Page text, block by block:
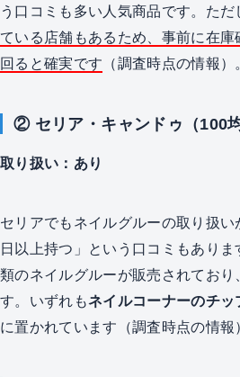
う口コミも多い人気商品です。ただ
ている店舗もあるため、事前に在
回ると確実です （調査時点の情報）
② セリア・キャンドゥ（100均
取り扱い：あり
セリアでもネイルグルーの取り扱
日以上持つ」という口コミもあり
類のネイルグルーが販売されており
す。いずれもネイルコーナーのチ
に置かれています（調査時点の情報